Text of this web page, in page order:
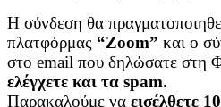
Η σύνδεση θα
πλατφόρμας “Zoom” και ο
στο email που δηλώσατε στη
ελέγχετε και τα spam.
Παρακαλούμε να εισέλθετε